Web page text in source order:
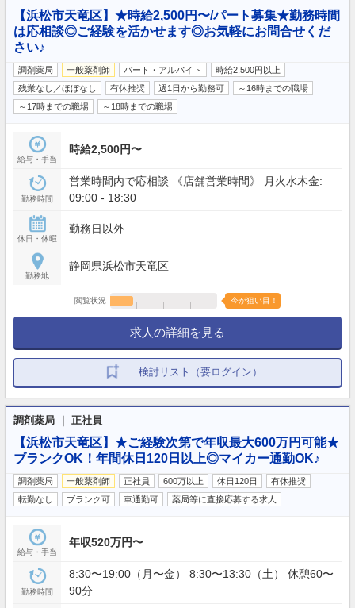
【浜松市天竜区】★時給2,500円〜/パート募集★勤務時間
は応相談◎ご経験を活かせます◎お気軽にお問合せくだ
さい♪
調剤薬局 一般薬剤師 パート・アルバイト
時給2,500円以上
残業なし／ほぼなし
有休推奨 週1日から勤務可
～16時までの職場
～17時までの職場
～18時までの職場
給与・手当
時給2,500円〜
勤務時間
営業時間内で応相談 《店舗営業時間》 月火水木金:
09:00 - 18:30
休日・休暇
勤務日以外
勤務地
静岡県浜松市天竜区
閲覧状況 今が狙い目！
求人の詳細を見る
検討リスト（要ログイン）
調剤薬局 ｜ 正社員
【浜松市天竜区】★ご経験次第で年収最大600万円可能★
ブランクOK！年間休日120日以上◎マイカー通勤OK♪
調剤薬局 一般薬剤師 正社員 600万以上 休日120日
有休推奨
転勤なし
ブランク可 車通勤可 薬局等に直接応募する求人
給与・手当
年収520万円〜
勤務時間
8:30〜19:00（月〜金） 8:30〜13:30（土） 休憩60〜
90分